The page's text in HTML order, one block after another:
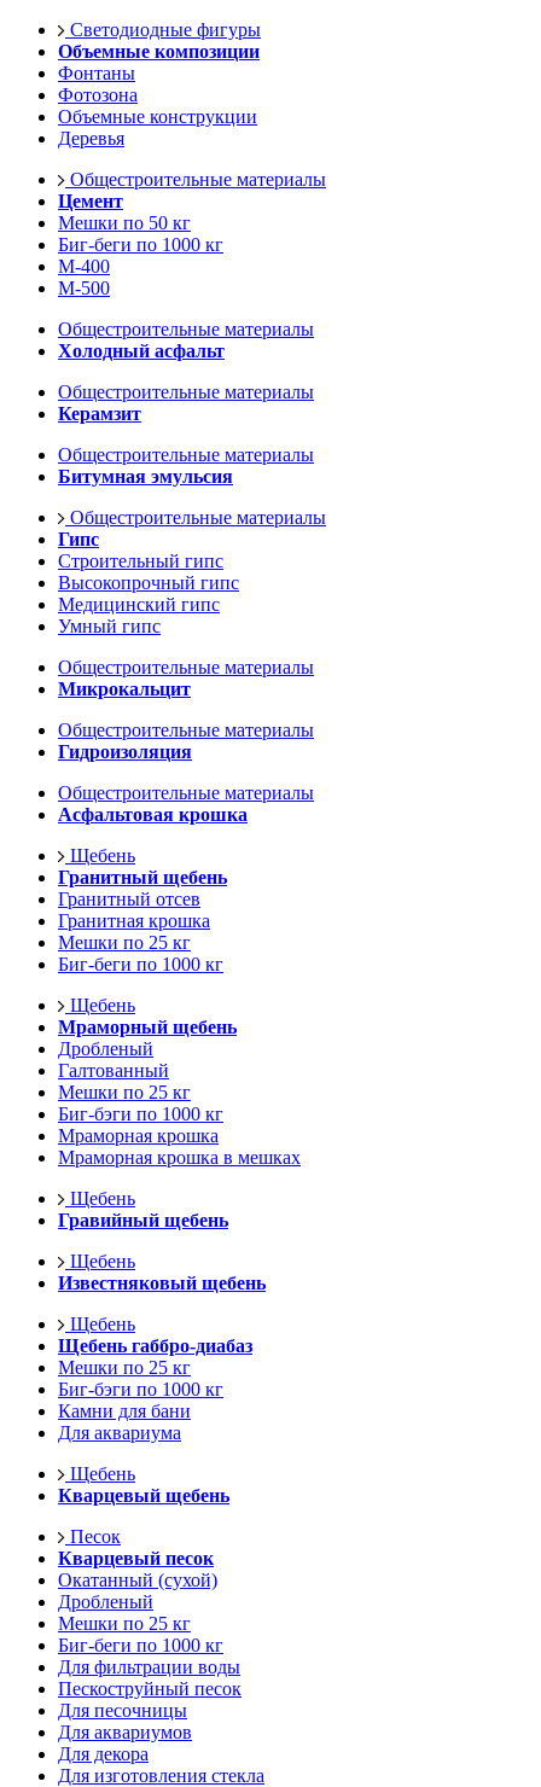
Светодиодные фигуры
Объемные композиции
Фонтаны
Фотозона
Объемные конструкции
Деревья
Общестроительные материалы
Цемент
Мешки по 50 кг
Биг-беги по 1000 кг
М-400
М-500
Общестроительные материалы
Холодный асфальт
Общестроительные материалы
Керамзит
Общестроительные материалы
Битумная эмульсия
Общестроительные материалы
Гипс
Строительный гипс
Высокопрочный гипс
Медицинский гипс
Умный гипс
Общестроительные материалы
Микрокальцит
Общестроительные материалы
Гидроизоляция
Общестроительные материалы
Асфальтовая крошка
Щебень
Гранитный щебень
Гранитный отсев
Гранитная крошка
Мешки по 25 кг
Биг-беги по 1000 кг
Щебень
Мраморный щебень
Дробленый
Галтованный
Мешки по 25 кг
Биг-бэги по 1000 кг
Мраморная крошка
Мраморная крошка в мешках
Щебень
Гравийный щебень
Щебень
Известняковый щебень
Щебень
Щебень габбро-диабаз
Мешки по 25 кг
Биг-бэги по 1000 кг
Камни для бани
Для аквариума
Щебень
Кварцевый щебень
Песок
Кварцевый песок
Окатанный (сухой)
Дробленый
Мешки по 25 кг
Биг-беги по 1000 кг
Для фильтрации воды
Пескоструйный песок
Для песочницы
Для аквариумов
Для декора
Для изготовления стекла